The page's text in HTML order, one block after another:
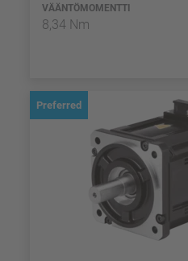
VÄÄNTÖMOMENTTI
8,34 Nm
Preferred